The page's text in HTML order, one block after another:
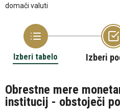
domači valuti
Izberi tabelo Izberi
Obrestne mere
institucij - obstoječi